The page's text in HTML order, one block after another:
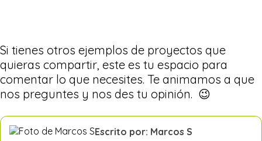
Si tienes otros ejemplos de proyectos que
quieras compartir, este es tu espacio para
comentar lo que necesites. Te animamos a que
nos preguntes y nos des tu opinión. 😉
Escrito por: Marcos S